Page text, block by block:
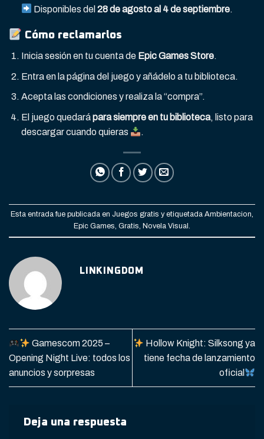
Disponibles del28 de agosto al 4 de septiembre.
Cómo reclamarlos
Inicia sesión en tu cuenta de Epic Games Store.
Entra en la página del juego y añádelo a tu biblioteca.
Acepta las condiciones y realiza la “compra”.
El juego quedarápara siempre en tu biblioteca, listo para
descargar cuando quieras
.
Esta entrada fue publicada en Juegos gratis y etiquetada Ambientacion,
Epic Games, Gratis, Novela Visual .
LINKINGDOM
Gamescom 2025 –
Opening Night Live: todos los
anuncios y sorpresas
Hollow Knight: Silksong ya
tiene fecha de lanzamiento
oficial
Deja una respuesta